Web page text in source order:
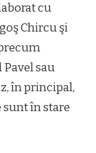
cu
Chircu şi
Pavel sau
în principal,
în stare